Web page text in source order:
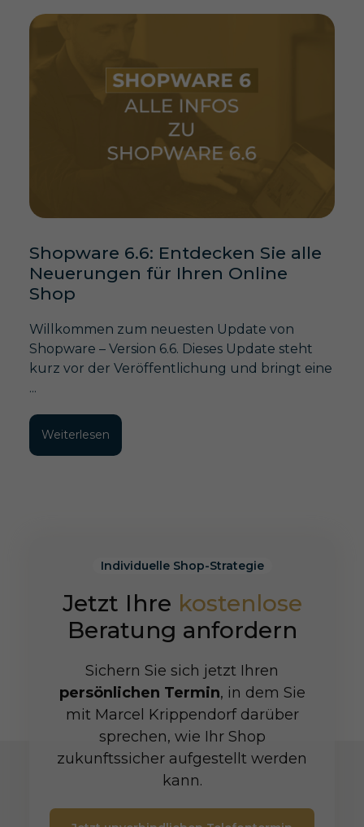
Shopware 6.6: Entdecken Sie alle
Neuerungen für Ihren Online
Shop
Willkommen zum neuesten Update von
Shopware – Version 6.6. Dieses Update steht
kurz vor der Veröffentlichung und bringt eine
...
Weiterlesen
Individuelle Shop-Strategie
Jetzt Ihre kostenlose
Beratung anfordern
Sichern Sie sich jetzt Ihren
persönlichen Termin, in dem Sie
mit Marcel Krippendorf darüber
sprechen, wie Ihr Shop
zukunftssicher aufgestellt werden
kann.